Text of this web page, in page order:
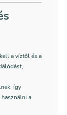
a víztől és a
így
a